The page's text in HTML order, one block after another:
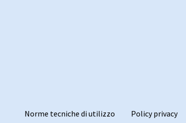
Norme tecniche di utilizzo Policy privacy